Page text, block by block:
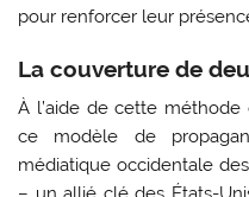
pour renforcer leur
La couverture de
À l’aide de cette méthode
ce modèle de
médiatique occidentale